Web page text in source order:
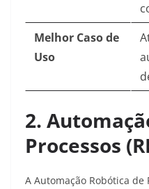
Melhor Caso de
Uso
2.
Processos
A Automação Robótica de